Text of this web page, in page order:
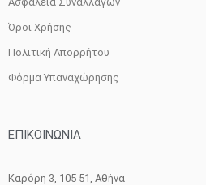
Όροι Χρήσης
Πολιτική Απορρήτου
Φόρμα Υπαναχώρησης
ΕΠΙΚΟΙΝΩΝΙΑ
Καρόρη 3, 105 51, Aθήνα